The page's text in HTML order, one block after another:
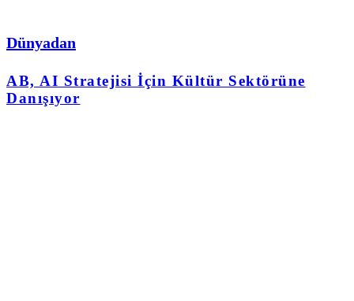
Dünyadan
AB, AI Stratejisi İçin Kültür Sektörüne
Danışıyor